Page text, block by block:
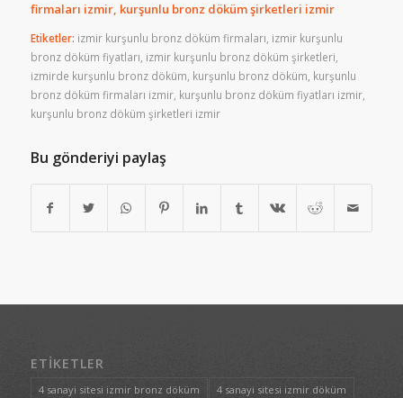
firmaları izmir, kurşunlu bronz döküm şirketleri izmir
Etiketler: izmir kurşunlu bronz döküm firmaları, izmir kurşunlu
bronz döküm fiyatları, izmir kurşunlu bronz döküm şirketleri,
izmirde kurşunlu bronz döküm, kurşunlu bronz döküm, kurşunlu
bronz döküm firmaları izmir, kurşunlu bronz döküm fiyatları izmir,
kurşunlu bronz döküm şirketleri izmir
Bu gönderiyi paylaş
ETIKETLER
4 sanayi sitesi izmir bronz döküm
4 sanayi sitesi izmir döküm